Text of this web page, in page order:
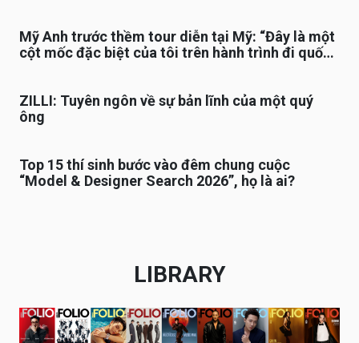
Mỹ Anh trước thềm tour diễn tại Mỹ: “Đây là một
cột mốc đặc biệt của tôi trên hành trình đi quốc
ZILLI: Tuyên ngôn về sự bản lĩnh của một quý
ông
Top 15 thí sinh bước vào đêm chung cuộc
“Model & Designer Search 2026”, họ là ai?
LIBRARY